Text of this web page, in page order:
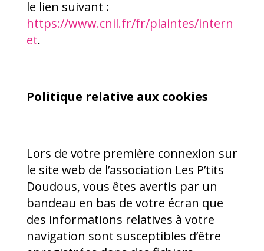
le lien suivant :
https://www.cnil.fr/fr/plaintes/intern
et.
Politique relative aux cookies
Lors de votre première connexion sur
le site web de l’association Les P’tits
Doudous, vous êtes avertis par un
bandeau en bas de votre écran que
des informations relatives à votre
navigation sont susceptibles d’être